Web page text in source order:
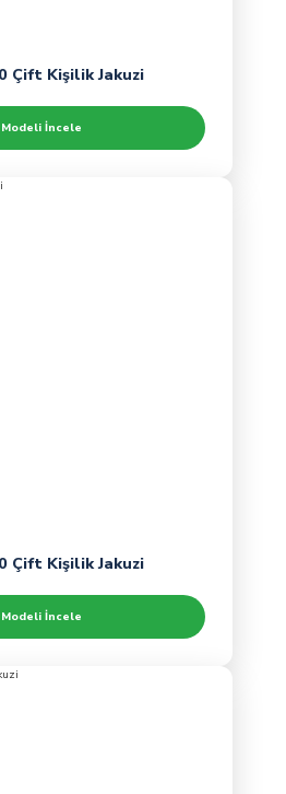
Çift Kişilik Jakuzi
Modeli İncele
Çift Kişilik Jakuzi
Modeli İncele